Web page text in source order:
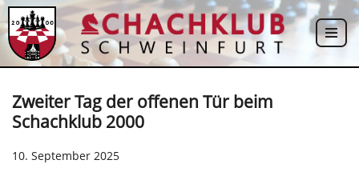
Zum
Inhalt
Zweiter Tag der offenen Tür beim
Schachklub 2000
10. September 2025